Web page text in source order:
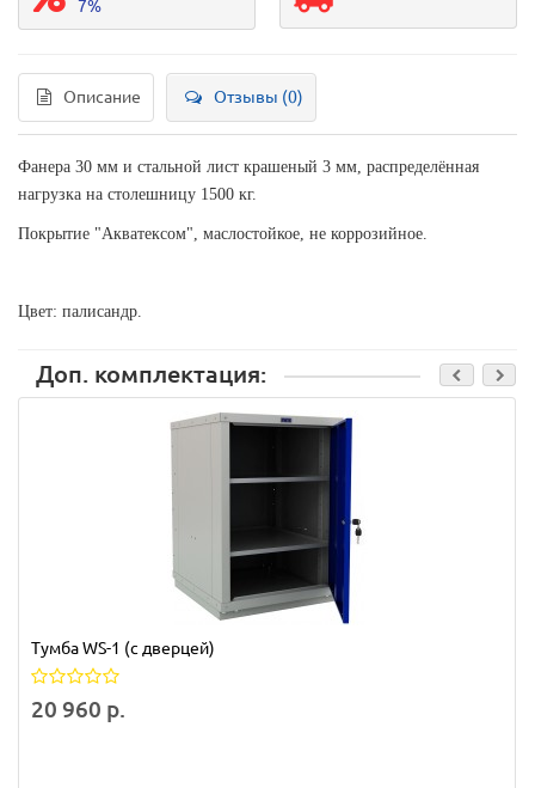
7%
Описание Отзывы (0)
Фанера 30 мм и стальной лист крашеный 3 мм, распределённая
нагрузка на столешницу 1500 кг.
Покрытие "Акватексом", маслостойкое, не коррозийное.
Цвет: палисандр.
Доп. комплектация:
Тумба WS-1 (с дверцей)
20 960 р.